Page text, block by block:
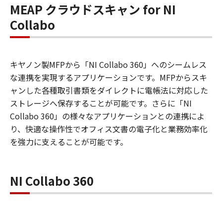
MEAP クラウドスキャン for NI
Collabo
キヤノン製MFPから「NI Collabo 360」へのシームレス
な連携を実現するアプリケーションです。MFPからスキ
ャンした各種取引書類をダイレクトに電帳法に対応した
ストレージへ保存することが可能です。さらに「NI
Collabo 360」の様々なアプリケーションとの連携によ
り、快適な操作性でオフィス文書の電子化と業務効率化
を強力に支えることが可能です。
NI Collabo 360